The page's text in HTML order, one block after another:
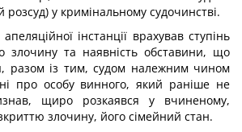
розсуд) у кримінальному судочинстві.
інстанції врахував ступінь
злочину та наявність обставини, що
разом із тим, судом належним чином
про особу винного, який раніше не
щиро розкаявся у вчиненому,
злочину, його сімейний стан.